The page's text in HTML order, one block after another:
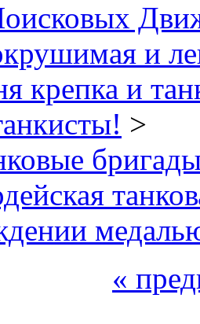
и
крепка и
>
«